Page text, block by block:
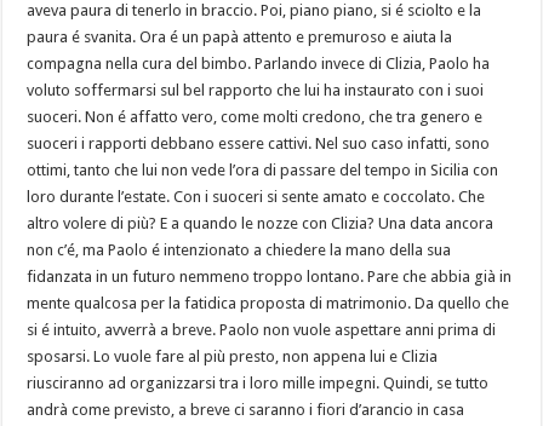
aveva paura di tenerlo in braccio. Poi, piano piano, si é sciolto e la
paura é svanita. Ora é un papà attento e premuroso e aiuta la
compagna nella cura del bimbo. Parlando invece di Clizia, Paolo ha
voluto soffermarsi sul bel rapporto che lui ha instaurato con i suoi
suoceri. Non é affatto vero, come molti credono, che tra genero e
suoceri i rapporti debbano essere cattivi. Nel suo caso infatti, sono
ottimi, tanto che lui non vede l’ora di passare del tempo in Sicilia con
loro durante l’estate. Con i suoceri si sente amato e coccolato. Che
altro volere di più? E a quando le nozze con Clizia? Una data ancora
non c’é, ma Paolo é intenzionato a chiedere la mano della sua
fidanzata in un futuro nemmeno troppo lontano. Pare che abbia già in
mente qualcosa per la fatidica proposta di matrimonio. Da quello che
si é intuito, avverrà a breve. Paolo non vuole aspettare anni prima di
sposarsi. Lo vuole fare al più presto, non appena lui e Clizia
riusciranno ad organizzarsi tra i loro mille impegni. Quindi, se tutto
andrà come previsto, a breve ci saranno i fiori d’arancio in casa